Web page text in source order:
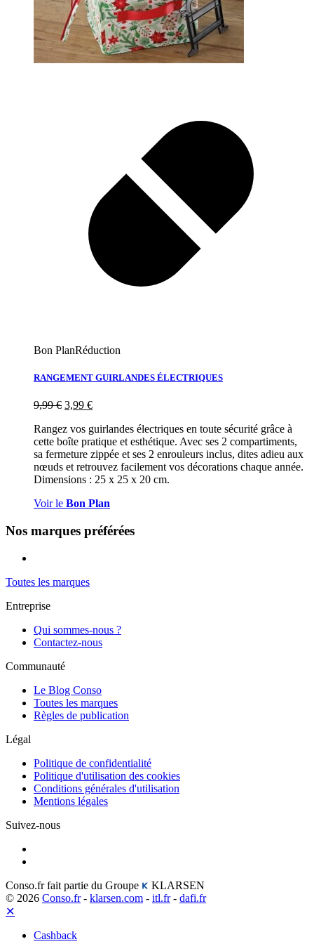
Bon PlanRéduction
RANGEMENT GUIRLANDES ÉLECTRIQUES
9,99€ 3,99 €
Rangez vos guirlandes électriques en toute sécurité grâce à
cette boîte pratique et esthétique. Avec ses 2 compartiments,
sa fermeture zippée et ses 2 enrouleurs inclus, dites adieu aux
nœuds et retrouvez facilement vos décorations chaque année.
Dimensions : 25 x 25 x 20 cm.
Voir le Bon Plan
Nos marques préférées
Toutes les marques
Entreprise
Qui sommes-nous ?
Contactez-nous
Communauté
Le Blog Conso
Toutes les marques
Règles de publication
Légal
Politique de confidentialité
Politique d'utilisation des cookies
Conditions générales d'utilisation
Mentions légales
Suivez-nous
Conso.fr fait partie du Groupe
KLARSEN
© 2026 Conso.fr- klarsen.com - itl.fr- dafi.fr
✕
Cashback